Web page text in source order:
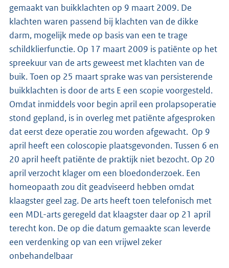
gemaakt van buikklachten op 9 maart 2009. De
klachten waren passend bij klachten van de dikke
darm, mogelijk mede op basis van een te trage
schildklierfunctie. Op 17 maart 2009 is patiënte op het
spreekuur van de arts geweest met klachten van de
buik. Toen op 25 maart sprake was van persisterende
buikklachten is door de arts E een scopie voorgesteld.
Omdat inmiddels voor begin april een prolapsoperatie
stond gepland, is in overleg met patiënte afgesproken
dat eerst deze operatie zou worden afgewacht. Op 9
april heeft een coloscopie plaatsgevonden. Tussen 6 en
20 april heeft patiënte de praktijk niet bezocht. Op 20
april verzocht klager om een bloedonderzoek. Een
homeopaath zou dit geadviseerd hebben omdat
klaagster geel zag. De arts heeft toen telefonisch met
een MDL-arts geregeld dat klaagster daar op 21 april
terecht kon. De op die datum gemaakte scan leverde
een verdenking op van een vrijwel zeker
onbehandelbaar